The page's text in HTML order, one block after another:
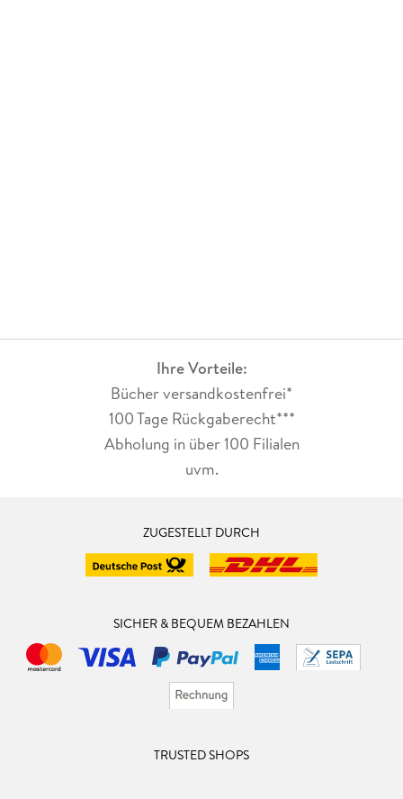
Ihre Vorteile:
Bücher versandkostenfrei*
100 Tage Rückgaberecht***
Abholung in über 100 Filialen
uvm.
ZUGESTELLT DURCH
SICHER & BEQUEM BEZAHLEN
TRUSTED SHOPS